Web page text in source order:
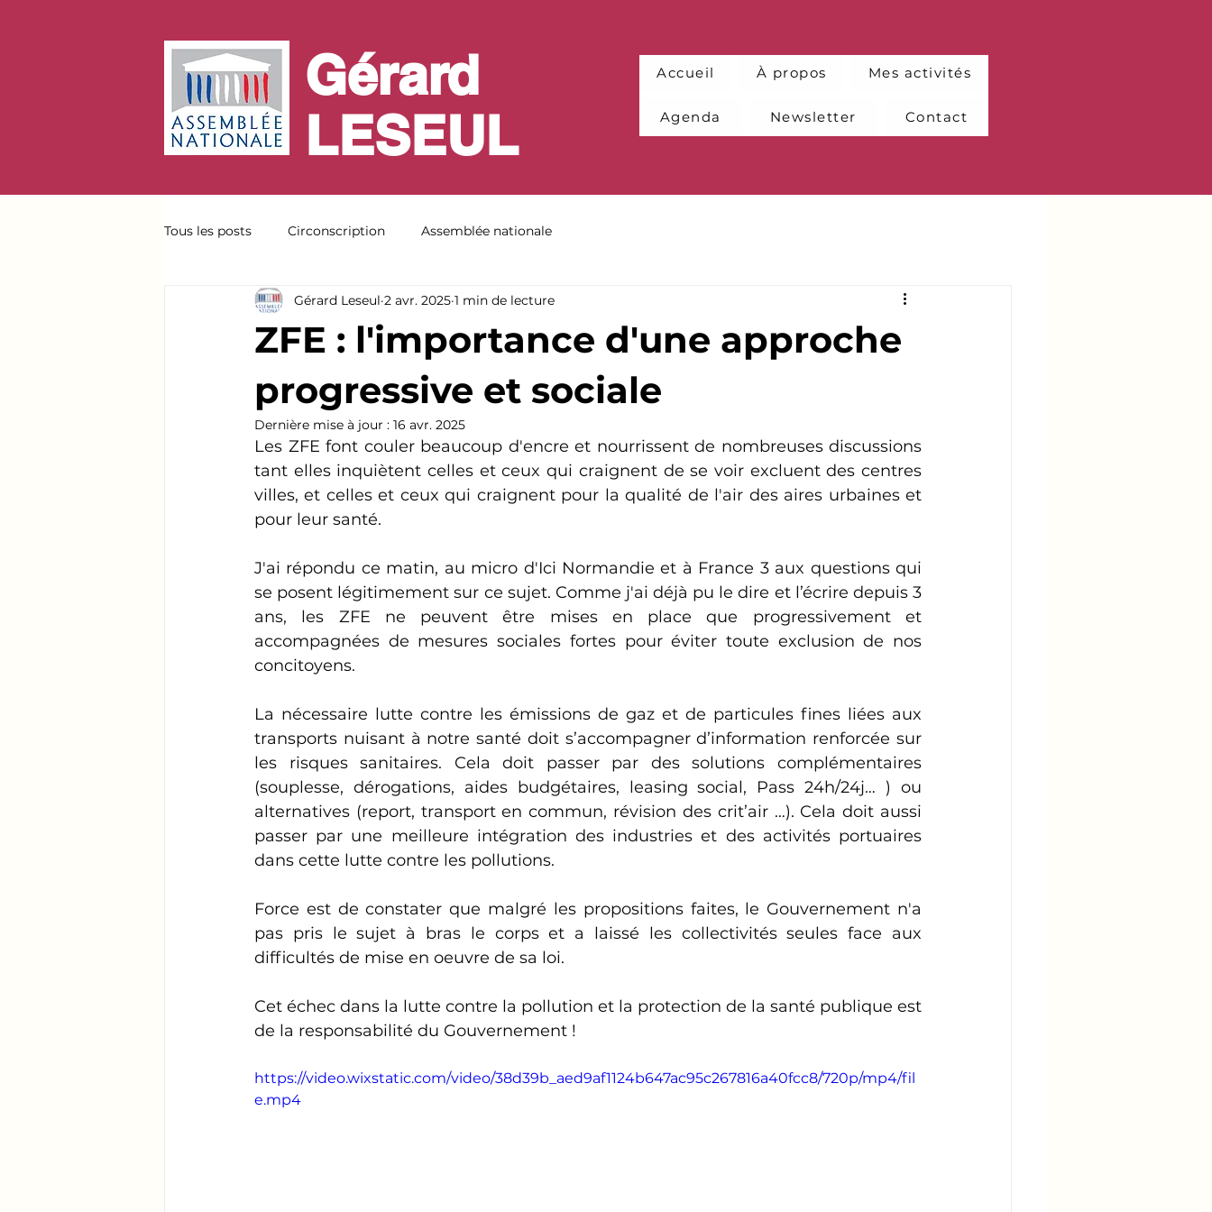
Gérard
LESEUL
Accueil À propos Mes activités
Agenda Newsletter Contact
Tous les posts Circonscription Assemblée nationale
ZFE : l'importance d'une approche
progressive et sociale
Gérard Leseul 2 avr. 2025 1 min de lecture
Dernière mise à jour : 16 avr. 2025
Les ZFE font couler beaucoup d'encre et nourrissent de nombreuses discussions
tant elles inquiètent celles et ceux qui craignent de se voir excluent des centres
villes, et celles et ceux qui craignent pour la qualité de l'air des aires urbaines et
pour leur santé.
J'ai répondu ce matin, au micro d'Ici Normandie et à France 3 aux questions qui
se posent légitimement sur ce sujet. Comme j'ai déjà pu le dire et l’écrire depuis 3
ans, les ZFE ne peuvent être mises en place que progressivement et
accompagnées de mesures sociales fortes pour éviter toute exclusion de nos
concitoyens.
La nécessaire lutte contre les émissions de gaz et de particules fines liées aux
transports nuisant à notre santé doit s’accompagner d’information renforcée sur
les risques sanitaires. Cela doit passer par des solutions complémentaires
(souplesse, dérogations, aides budgétaires, leasing social, Pass 24h/24j… ) ou
alternatives (report, transport en commun, révision des crit’air …). Cela doit aussi
passer par une meilleure intégration des industries et des activités portuaires
dans cette lutte contre les pollutions.
Force est de constater que malgré les propositions faites, le Gouvernement n'a
pas pris le sujet à bras le corps et a laissé les collectivités seules face aux
difficultés de mise en oeuvre de sa loi.
Cet échec dans la lutte contre la pollution et la protection de la santé publique est
de la responsabilité du Gouvernement !
https://video.wixstatic.com/video/38d39b_aed9af1124b647ac95c267816a40fcc8/720p/mp4/fil
e.mp4